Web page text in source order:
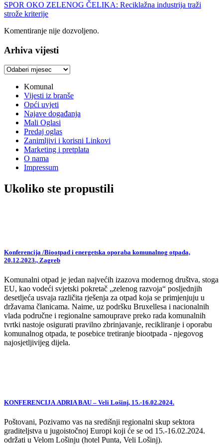
SPOR OKO ZELENOG ČELIKA: Reciklažna industrija traži
strože kriterije
Komentiranje nije dozvoljeno.
Arhiva vijesti
Arhiva
Komunal
Vijesti iz branše
Opći uvjeti
Najave događanja
Mali Oglasi
Predaj oglas
Zanimljivi i korisni Linkovi
Marketing i pretplata
O nama
Impressum
Ukoliko ste propustili
Konferencija /Biootpad i energetska oporaba komunalnog otpada,
20.12.2023., Zagreb
Komunalni otpad je jedan najvećih izazova modernog društva, stoga
EU, kao vodeći svjetski pokretač „zelenog razvoja“ posljednjih
desetljeća usvaja različita rješenja za otpad koja se primjenjuju u
državama članicama. Naime, uz podršku Bruxellesa i nacionalnih
vlada područne i regionalne samouprave preko rada komunalnih
tvrtki nastoje osigurati pravilno zbrinjavanje, recikliranje i oporabu
komunalnog otpada, te posebice tretiranje biootpada - njegovog
najosjetljivijeg dijela.
KONFERENCIJA ADRIA BAU – Veli Lošinj, 15.-16.02.2024.
Poštovani, Pozivamo vas na središnji regionalni skup sektora
graditeljstva u jugoistočnoj Europi koji će se od 15.-16.02.2024.
održati u Velom Lošinju (hotel Punta, Veli Lošinj).